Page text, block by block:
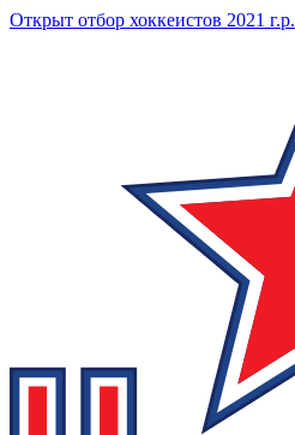
Открыт отбор хоккеистов 2021 г.р.